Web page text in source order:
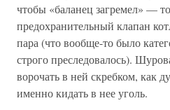
чтобы «баланец загремел» —
предохранительный клапан
пара (что вообще-то было
строго преследовалось).
ворочать в ней скребком, как
именно кидать в нее уголь.